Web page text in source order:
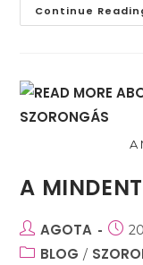
Continue
A
A
Post
author:
AGOTA
Post
PostBLOG /